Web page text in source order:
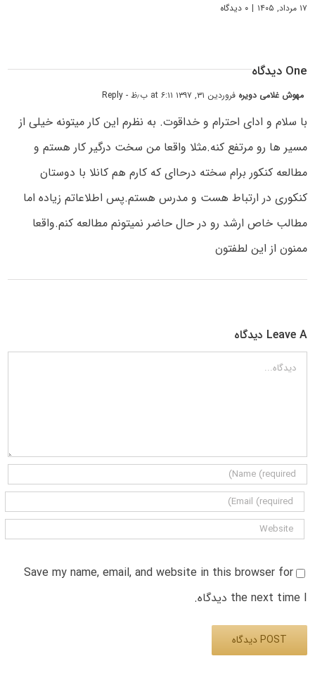
۱۷ مرداد, ۱۴۰۵ | ۰ دیدگاه
One دیدگاه
مهوش غلامی دویره فروردین ۳۱, ۱۳۹۷ at ۶:۱۱ ب٫ظ - Reply
با سلام و ادای احترام و خداقوت. به نظرم این کار میتونه خیلی از
مسیر ها رو مرتفع کنه.مثلا واقعا من سخت درگیر کار هستم و
مطالعه کنکور برام سخته درحاای که کارم هم کانلا با دوستان
کنکوری در ارتباط هست و مدرس هستم.پس اطلاعاتم زیاده اما
مطالب خاص ارشد رو در حال حاضر نمیتونم مطالعه کنم.واقعا
ممنون از این لطفتون
Leave A دیدگاه
دیدگاه
Save my name, email, and website in this browser for
the next time I دیدگاه.